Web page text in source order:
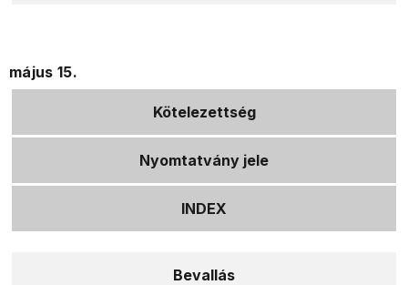
május 15.
Kötelezettség
Nyomtatvány jele
INDEX
Bevallás